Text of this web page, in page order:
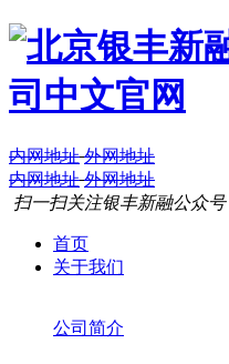
内网地址 外网地址
内网地址 外网地址
扫一扫关注银丰新融公众号
首页
关于我们
公司简介